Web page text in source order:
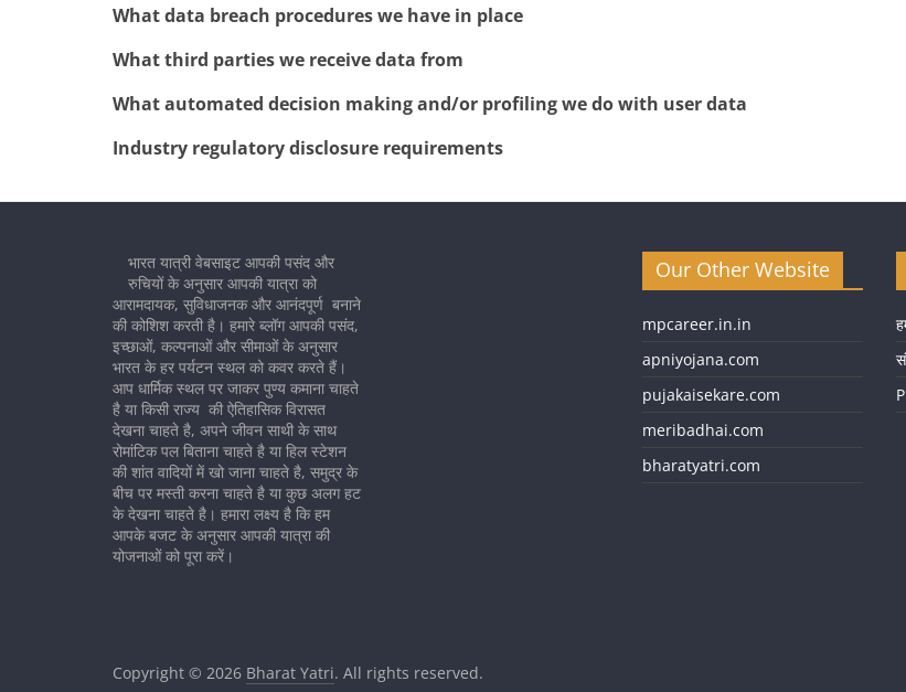
What data breach procedures we have in place
What third parties we receive data from
What automated decision making and/or profiling we do with user data
Industry regulatory disclosure requirements
भारत यात्री वेबसाइट आपकी पसंद और
रुचियों के अनुसार आपकी यात्रा को
आरामदायक, सुविधाजनक और आनंदपूर्ण बनाने
की कोशिश करती है। हमारे ब्लॉग आपकी पसंद,
इच्छाओं, कल्पनाओं और सीमाओं के अनुसार
भारत के हर पर्यटन स्थल को कवर करते हैं।
आप धार्मिक स्थल पर जाकर पुण्य कमाना चाहते
है या किसी राज्य की ऐतिहासिक विरासत
देखना चाहते है, अपने जीवन साथी के साथ
रोमांटिक पल बिताना चाहते है या हिल स्टेशन
की शांत वादियों में खो जाना चाहते है, समुद्र के
बीच पर मस्ती करना चाहते है या कुछ अलग हट
के देखना चाहते है। हमारा लक्ष्य है कि हम
आपके बजट के अनुसार आपकी यात्रा की
योजनाओं को पूरा करें।
Our Other Website
mpcareer.in.in
apniyojana.com
pujakaisekare.com
meribadhai.com
bharatyatri.com
Copyright © 2026 Bharat Yatri. All rights reserved.